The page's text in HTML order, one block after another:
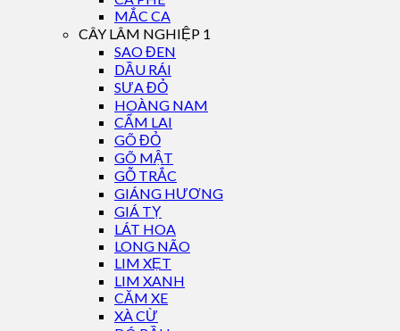
MẮC CA
CÂY LÂM NGHIỆP 1
SAO ĐEN
DẦU RÁI
SƯA ĐỎ
HOÀNG NAM
CẨM LAI
GÕ ĐỎ
GÕ MẬT
GỖ TRẮC
GIÁNG HƯƠNG
GIÁ TỴ
LÁT HOA
LONG NÃO
LIM XẸT
LIM XANH
CĂM XE
XÀ CỪ